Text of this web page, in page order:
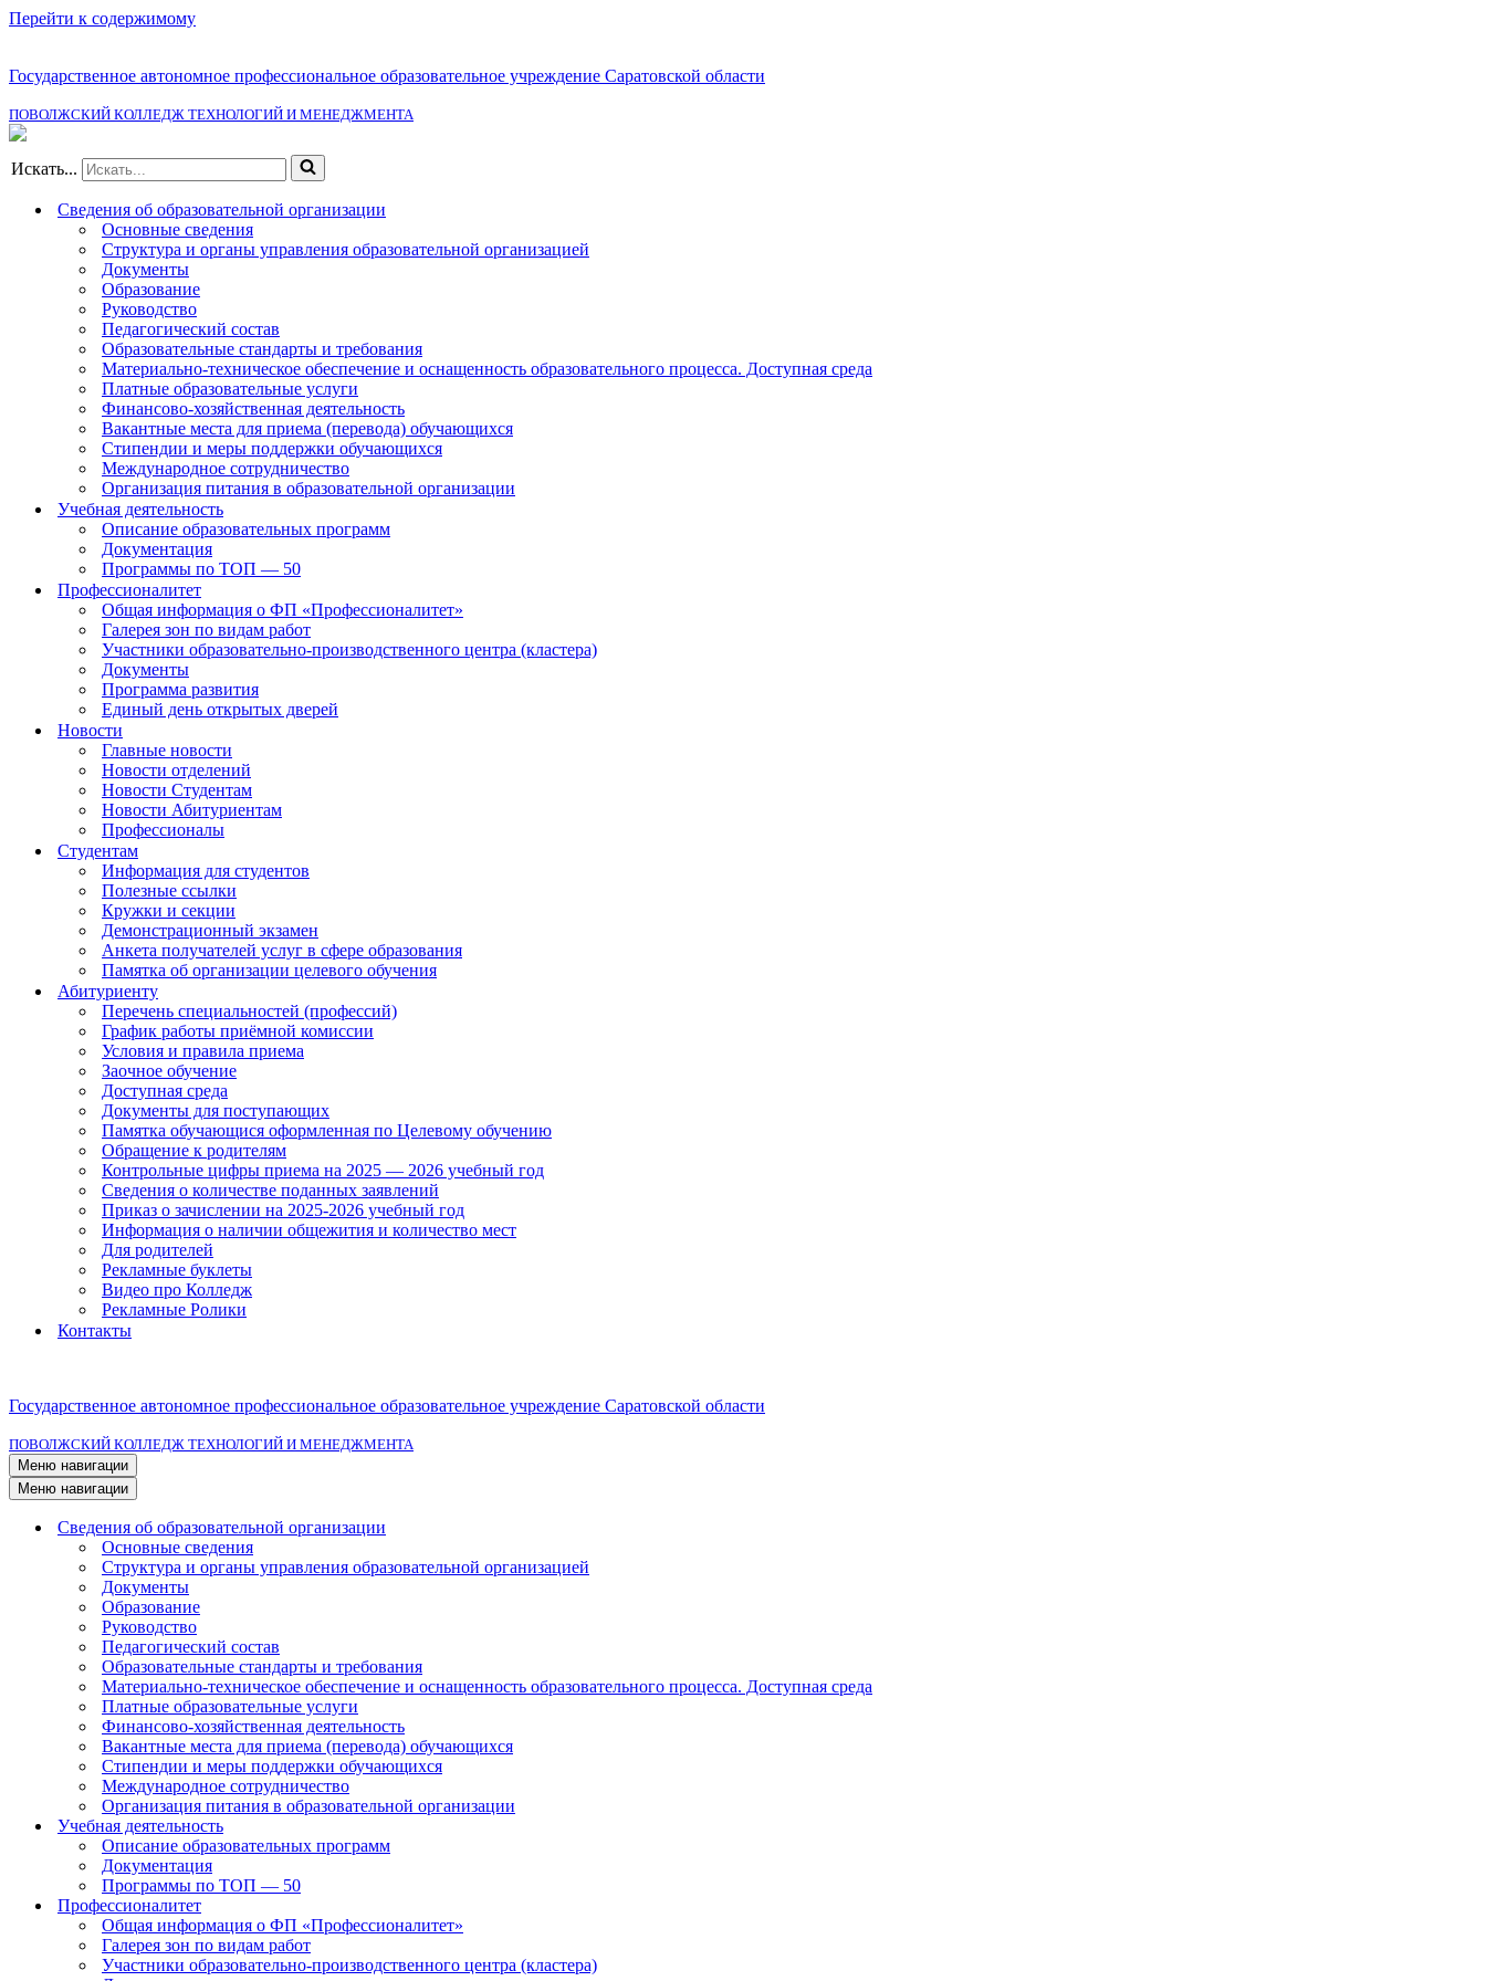
Перейти к содержимому
Государственное автономное профессиональное образовательное учреждение Саратовской области
ПОВОЛЖСКИЙ КОЛЛЕДЖ ТЕХНОЛОГИЙ И МЕНЕДЖМЕНТА
Искать...
Сведения об образовательной организации
Основные сведения
Структура и органы управления образовательной организацией
Документы
Образование
Руководство
Педагогический состав
Образовательные стандарты и требования
Материально-техническое обеспечение и оснащенность образовательного процесса. Доступная среда
Платные образовательные услуги
Финансово-хозяйственная деятельность
Вакантные места для приема (перевода) обучающихся
Стипендии и меры поддержки обучающихся
Международное сотрудничество
Организация питания в образовательной организации
Учебная деятельность
Описание образовательных программ
Документация
Программы по ТОП — 50
Профессионалитет
Общая информация о ФП «Профессионалитет»
Галерея зон по видам работ
Участники образовательно-производственного центра (кластера)
Документы
Программа развития
Единый день открытых дверей
Новости
Главные новости
Новости отделений
Новости Студентам
Новости Абитуриентам
Профессионалы
Студентам
Информация для студентов
Полезные ссылки
Кружки и секции
Демонстрационный экзамен
Анкета получателей услуг в сфере образования
Памятка об организации целевого обучения
Абитуриенту
Перечень специальностей (профессий)
График работы приёмной комиссии
Условия и правила приема
Заочное обучение
Доступная среда
Документы для поступающих
Памятка обучающися оформленная по Целевому обучению
Обращение к родителям
Контрольные цифры приема на 2025 — 2026 учебный год
Сведения о количестве поданных заявлений
Приказ о зачислении на 2025-2026 учебный год
Информация о наличии общежития и количество мест
Для родителей
Рекламные буклеты
Видео про Колледж
Рекламные Ролики
Контакты
Государственное автономное профессиональное образовательное учреждение Саратовской области
ПОВОЛЖСКИЙ КОЛЛЕДЖ ТЕХНОЛОГИЙ И МЕНЕДЖМЕНТА
Меню навигации
Меню навигации
Сведения об образовательной организации
Основные сведения
Структура и органы управления образовательной организацией
Документы
Образование
Руководство
Педагогический состав
Образовательные стандарты и требования
Материально-техническое обеспечение и оснащенность образовательного процесса. Доступная среда
Платные образовательные услуги
Финансово-хозяйственная деятельность
Вакантные места для приема (перевода) обучающихся
Стипендии и меры поддержки обучающихся
Международное сотрудничество
Организация питания в образовательной организации
Учебная деятельность
Описание образовательных программ
Документация
Программы по ТОП — 50
Профессионалитет
Общая информация о ФП «Профессионалитет»
Галерея зон по видам работ
Участники образовательно-производственного центра (кластера)